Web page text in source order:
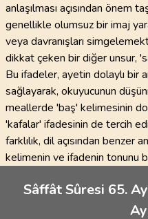
anlaşılması açısından önem
genellikle olumsuz bir imaj
veya davranışları
dikkat çeken bir diğer unsur,
Bu ifadeler, ayetin dolaylı bir
sağlayarak, okuyucunun
meallerde 'baş' kelimesinin
'kafalar' ifadesinin de tercih
farklılık, dil açısından benzer
kelimenin ve ifadenin tonunu
Sâffât Sûresi 65.